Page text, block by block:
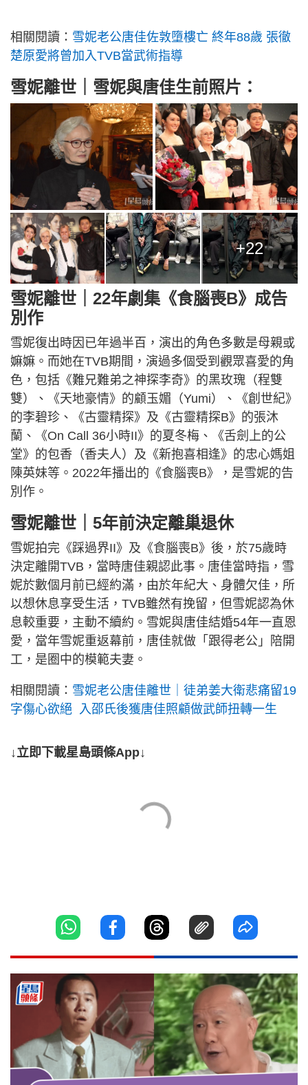
相關閱讀： 雪妮老公唐佳佐敦墮樓亡 終年88歲 張徹
楚原愛將曾加入TVB當武術指導
雪妮離世｜雪妮與唐佳生前照片：
+22
雪妮離世｜22年劇集《食腦喪B》成告
別作
雪妮復出時因已年過半百，演出的角色多數是母親或
嫲嫲。而她在TVB期間，演過多個受到觀眾喜愛的角
色，包括《難兄難弟之神探李奇》的黑玫瑰（程雙
雙）、《天地豪情》的顧玉媚（Yumi）、《創世紀》
的李碧珍、《古靈精探》及《古靈精探B》的張沐
蘭、《On Call 36小時II》的夏冬梅、《舌劍上的公
堂》的包香（香夫人）及《新抱喜相逢》的忠心媽姐
陳英妹等。2022年播出的《食腦喪B》，是雪妮的告
別作。
雪妮離世｜5年前決定離巢退休
雪妮拍完《踩過界II》及《食腦喪B》後，於75歲時
決定離開TVB，當時唐佳親認此事。唐佳當時指，雪
妮於數個月前已經約滿，由於年紀大、身體欠佳，所
以想休息享受生活，TVB雖然有挽留，但雪妮認為休
息較重要，主動不續約。雪妮與唐佳結婚54年一直恩
愛，當年雪妮重返幕前，唐佳就做「跟得老公」陪開
工，是圈中的模範夫妻。
相關閱讀： 雪妮老公唐佳離世｜徒弟姜大衛悲痛留19
字傷心欲絕 入邵氏後獲唐佳照顧做武師扭轉一生
↓立即下載星島頭條App↓